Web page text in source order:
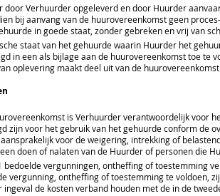
door Verhuurder opgeleverd en door Huurder
bij aanvang van de huurovereenkomst geen
in goede staat, zonder gebreken en vrij van
staat van het gehuurde waarin Huurder het
in een als bijlage aan de huurovereenkomst toe te
oplevering maakt deel uit van de
is Verhuurder verantwoordelijk voor
zijn voor het gebruik van het gehuurde conform de
voor de weigering, intrekking of
doen of nalaten van de Huurder of personen die
vergunningen, ontheffing of toestemming
vergunning, ontheffing of toestemming te voldoen,
de kosten verband houden met de in de